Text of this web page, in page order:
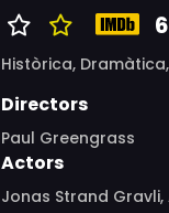
Històrica, Dramàtica,
Directors
Paul Greengrass
Actors
Jonas Strand Gravli,